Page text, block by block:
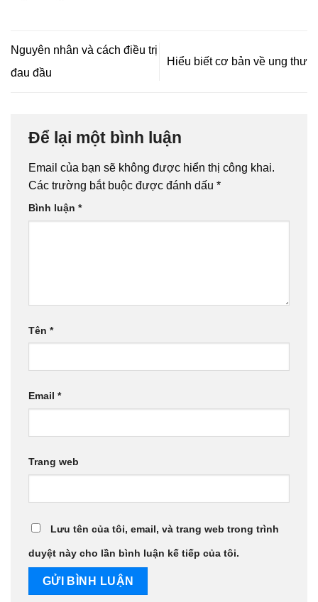
Nguyên nhân và cách điều trị
đau đầu
Hiểu biết cơ bản về ung thư
Để lại một bình luận
Email của bạn sẽ không được hiển thị công khai.
Các trường bắt buộc được đánh dấu *
Bình luận *
Tên *
Email *
Trang web
Lưu tên của tôi, email, và trang web trong trình
duyệt này cho lần bình luận kế tiếp của tôi.